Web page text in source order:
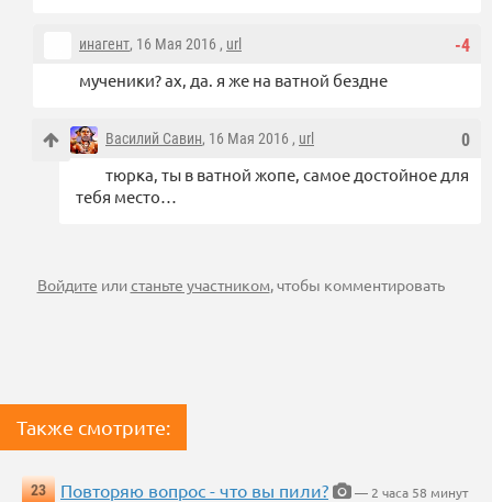
-4
инагент, 16 Мая 2016 , url
мученики? ах, да. я же на ватной бездне
0
Василий Савин, 16 Мая 2016 , url
тюрка, ты в ватной жопе, самое достойное для
тебя место…
Войдите илистаньте участником, чтобы комментировать
Также смотрите:
23 Повторяю вопрос - что вы пили?
— 2 часа 58 минут